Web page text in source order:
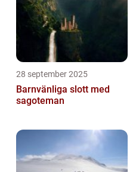
28 september 2025
Barnvänliga slott med
sagoteman